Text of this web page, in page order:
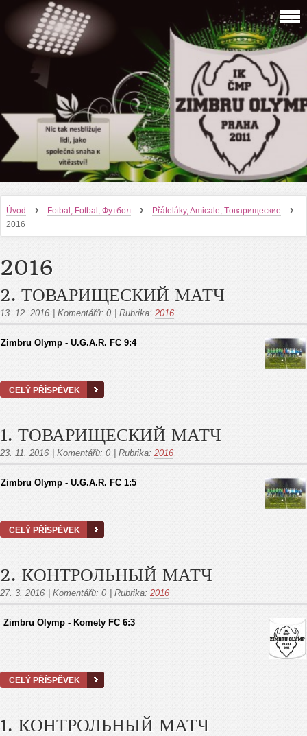
Úvod › Fotbal, Fotbal, Футбол › Přáteláky, Amicale, Tоварищеские ›
2016
2016
2. ТОВАРИЩЕСКИЙ МАТЧ
13. 12. 2016 Komentářů: 0 Rubrika: 2016
Zimbru Olymp - U.G.A.R. FC 9:4
CELÝ PŘÍSPĚVEK
1. ТОВАРИЩЕСКИЙ МАТЧ
23. 11. 2016 Komentářů: 0 Rubrika: 2016
Zimbru Olymp - U.G.A.R. FC 1:5
CELÝ PŘÍSPĚVEK
2. KОНТРОЛЬНЫЙ МАТЧ
27. 3. 2016 Komentářů: 0 Rubrika: 2016
Zimbru Оlymp - Komety FC 6:3
CELÝ PŘÍSPĚVEK
1. KОНТРОЛЬНЫЙ МАТЧ